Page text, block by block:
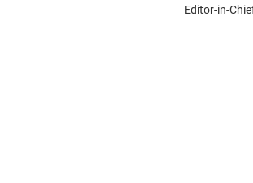
Editor-in-